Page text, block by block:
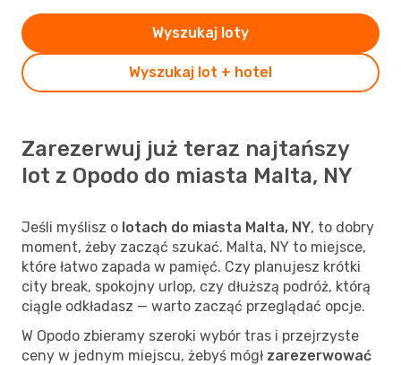
Wyszukaj lot + hotel
Wyszukaj loty
Zarezerwuj już teraz najtańszy
lot z Opodo do miasta Malta, NY
Jeśli myślisz o lotach do miasta Malta, NY, to dobry
moment, żeby zacząć szukać. Malta, NY to miejsce,
które łatwo zapada w pamięć. Czy planujesz krótki
city break, spokojny urlop, czy dłuższą podróż, którą
ciągle odkładasz — warto zacząć przeglądać opcje.
W Opodo zbieramy szeroki wybór tras i przejrzyste
ceny w jednym miejscu, żebyś mógł zarezerwować